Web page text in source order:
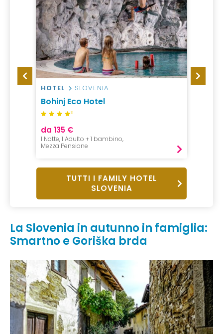
HOTEL SLOVENIA
Bohinj Eco Hotel
S
da 135 €
1 Notte, 1 Adulto + 1 bambino,
Mezza Pensione
HOTEL
TUTTI I FAMILY HOTEL
SLOVENIA
La Slovenia in autunno in famiglia:
Smartno e Goriška brda